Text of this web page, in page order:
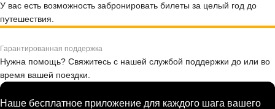
У вас есть возможность забронировать билеты за целый год до
путешествия.
Гарантированная поддержка
Нужна помощь? Свяжитесь с нашей службой поддержки до или во
время вашей поездки.
Наше бесплатное приложение для каждого шага вашего